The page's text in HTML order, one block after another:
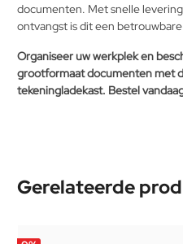
documenten. Met snelle
ontvangst is dit een
Organiseer uw werkplek en
grootformaat documenten met
tekeningladekast. Bestel
Gerelateerde